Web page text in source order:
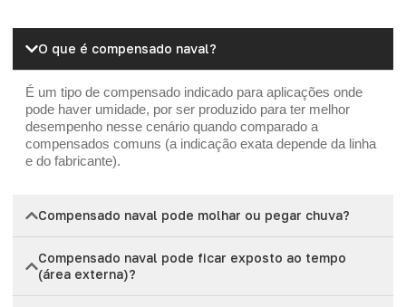
O que é compensado naval?
É um tipo de compensado indicado para aplicações onde
pode haver umidade, por ser produzido para ter melhor
desempenho nesse cenário quando comparado a
compensados comuns (a indicação exata depende da linha
e do fabricante).
Compensado naval pode molhar ou pegar chuva?
Compensado naval pode ficar exposto ao tempo
(área externa)?